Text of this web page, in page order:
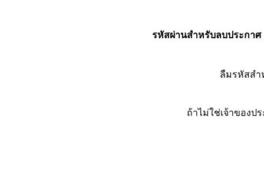
รหัสผ่านสำหรับลบประกาศ
ลืมรหัสส
ถ้าไม่ใช่เจ้าของป